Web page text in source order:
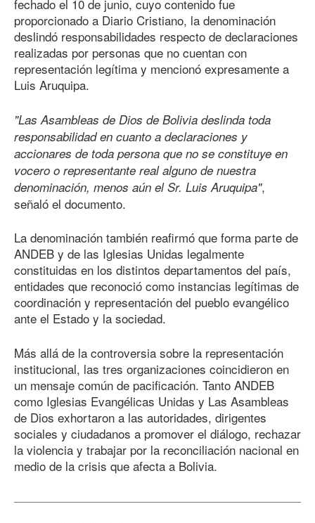
fechado el 10 de junio, cuyo contenido fue
proporcionado a Diario Cristiano, la denominación
deslindó responsabilidades respecto de declaraciones
realizadas por personas que no cuentan con
representación legítima y mencionó expresamente a
Luis Aruquipa.
"Las Asambleas de Dios de Bolivia deslinda toda
responsabilidad en cuanto a declaraciones y
accionares de toda persona que no se constituye en
vocero o representante real alguno de nuestra
denominación, menos aún el Sr. Luis Aruquipa",
señaló el documento.
La denominación también reafirmó que forma parte de
ANDEB y de las Iglesias Unidas legalmente
constituidas en los distintos departamentos del país,
entidades que reconoció como instancias legítimas de
coordinación y representación del pueblo evangélico
ante el Estado y la sociedad.
Más allá de la controversia sobre la representación
institucional, las tres organizaciones coincidieron en
un mensaje común de pacificación. Tanto ANDEB
como Iglesias Evangélicas Unidas y Las Asambleas
de Dios exhortaron a las autoridades, dirigentes
sociales y ciudadanos a promover el diálogo, rechazar
la violencia y trabajar por la reconciliación nacional en
medio de la crisis que afecta a Bolivia.